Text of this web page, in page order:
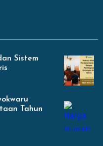
Sistem
Tahun